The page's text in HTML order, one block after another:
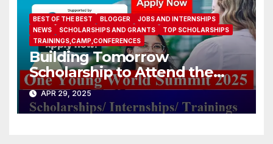
BEST OF THE BEST BLOGGER
JOBS AND INTERNSHIPS
NEWS
SCHOLARSHIPS AND GRANTS
TOP SCHOLARSHIPS
TRAININGS,CAMP,CONFERENCES
Building Tomorrow
Scholarship to Attend the
One Young World Summit
2025 (Fully-funded to
#Munich, #Germany)
APR 29, 2025